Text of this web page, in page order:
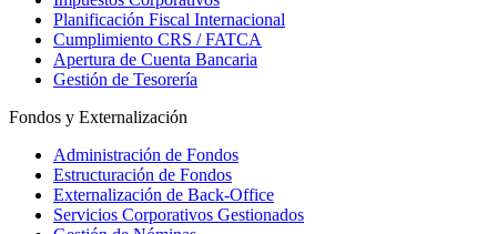
Planificación Fiscal Internacional
Cumplimiento CRS / FATCA
Apertura de Cuenta Bancaria
Gestión de Tesorería
Fondos y Externalización
Administración de Fondos
Estructuración de Fondos
Externalización de Back-Office
Servicios Corporativos Gestionados